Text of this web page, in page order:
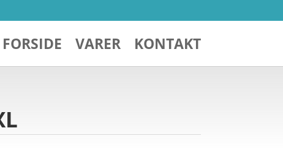
FORSIDE VARER KONTAKT